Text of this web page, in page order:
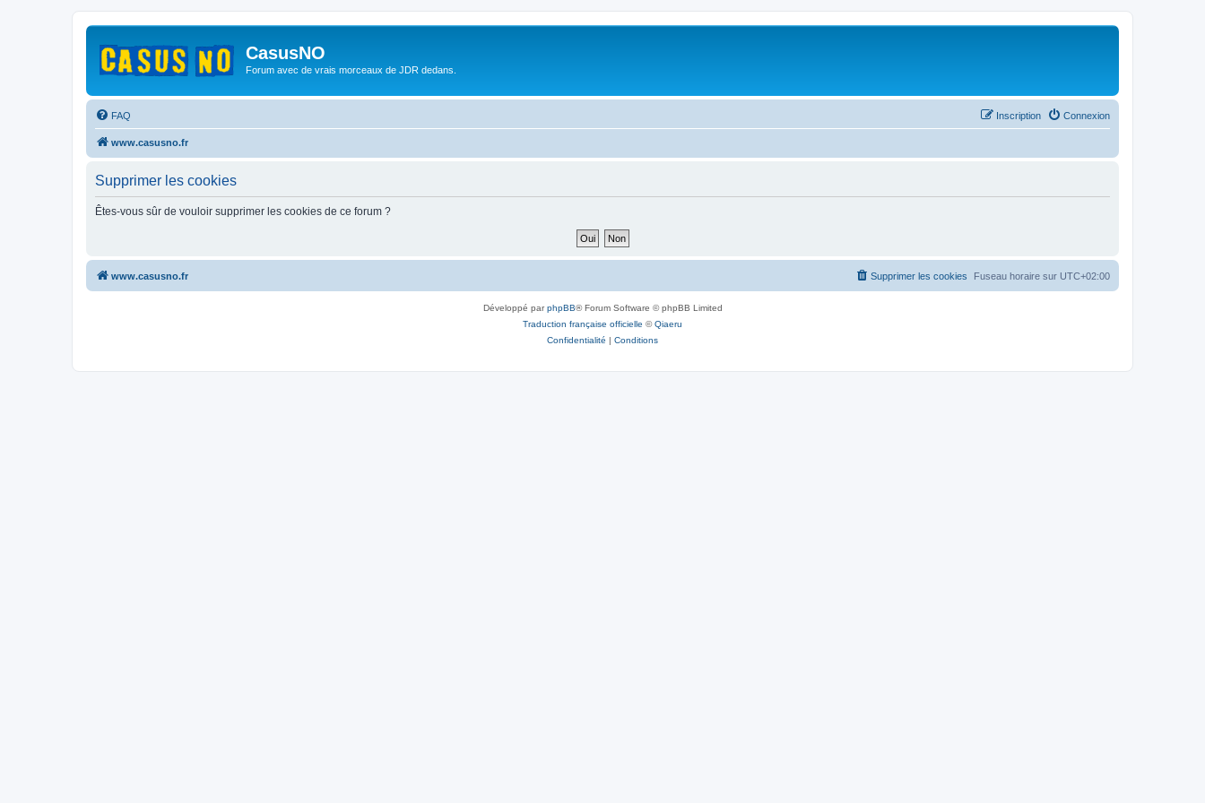
CasusNO
Forum avec de vrais morceaux de JDR dedans.
FAQ Connexion
Inscription
www.casusno.fr
Supprimer les cookies
Êtes-vous sûr de vouloir supprimer les cookies de ce forum ?
www.casusno.fr Fuseau horaire sur UTC+02:00
Supprimer les cookies
Développé parphpBB® Forum Software © phpBB Limited
Traduction française officielle ©Qiaeru
Confidentialité | Conditions